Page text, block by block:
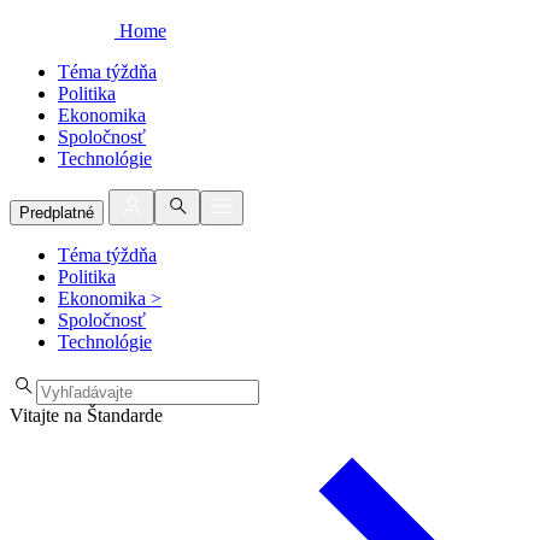
Home
Téma týždňa
Politika
Ekonomika
Spoločnosť
Technológie
Predplatné
Téma týždňa
Politika
Ekonomika >
Spoločnosť
Technológie
Vitajte na Štandarde